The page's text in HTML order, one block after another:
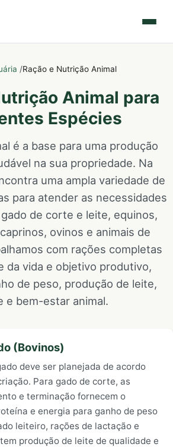
Ração e Nutrição Animal
Animal para
Espécies
é a base para uma produção
na sua propriedade. Na
uma ampla variedade de
para atender as necessidades
de corte e leite, equinos,
ovinos e animais de
com rações completas
da vida e objetivo produtivo,
de peso, produção de leite,
e bem-estar animal.
(Bovinos)
deve ser planejada de acordo
Para gado de corte, as
e terminação fornecem o
e energia para ganho de peso
leiteiro, rações de lactação e
produção de leite de qualidade e